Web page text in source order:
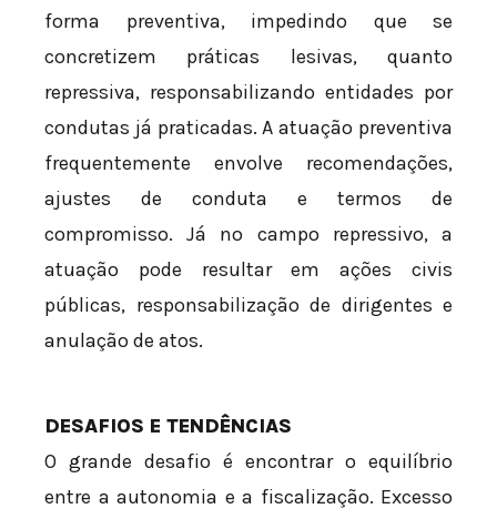
forma preventiva, impedindo que se
concretizem práticas lesivas, quanto
repressiva, responsabilizando entidades por
condutas já praticadas. A atuação preventiva
frequentemente envolve recomendações,
ajustes de conduta e termos de
compromisso. Já no campo repressivo, a
atuação pode resultar em ações civis
públicas, responsabilização de dirigentes e
anulação de atos.
DESAFIOS E TENDÊNCIAS
O grande desafio é encontrar o equilíbrio
entre a autonomia e a fiscalização. Excesso